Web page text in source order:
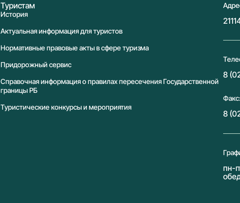
Туристам
История
Актуальная информация для туристов
Нормативные правовые акты в сфере туризма
Придорожный сервис
Справочная информация о правилах пересечения Государственной
границы РБ
Туристические конкурсы и мероприятия
8
Факс:
8
пн-